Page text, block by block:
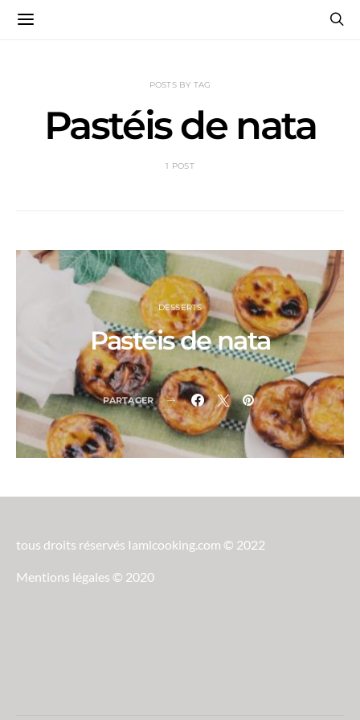
POSTS BY TAG
Pastéis de nata
1 POST
DESSERTS
Pastéis de nata
PARTAGER
tous droits réservés Iamlcooking.com © 2022
Mentions légales © 2020